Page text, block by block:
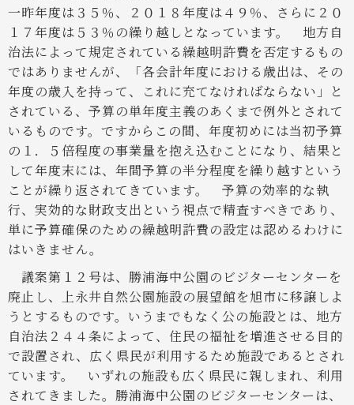
一昨年度は３５％、２０１８年度は４９％、さらに２０
１７年度は５３％の繰り越しとなっています。
地方自
治法によって規定されている繰越明許費を否定するもの
ではありませんが、「各会計年度における歳出は、その
年度の歳入を持って、これに充てなければならない」と
されている、予算の単年度主義のあくまで例外とされて
いるものです。ですからこの間、年度初めには当初予算
の１．５倍程度の事業量を抱え込むことになり、結果と
して年度末には、年間予算の半分程度を繰り越すという
ことが繰り返されてきています。
予算の効率的な執
行、実効的な財政支出という視点で精査すべきであり、
単に予算確保のための繰越明許費の設定は認めるわけに
はいきません。
議案第１２号は、勝浦海中公園のビジターセンターを
廃止し、上永井自然公園施設の展望館を旭市に移譲しよ
うとするものです。いうまでもなく公の施設とは、地方
自治法２４４条によって、住民の福祉を増進させる目的
で設置され、広く県民が利用するため施設であるとされ
ています。
いずれの施設も広く県民に親しまれ、利用
されてきました。勝浦海中公園のビジターセンターは、